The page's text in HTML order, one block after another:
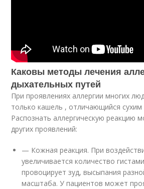
Каковы методы лечения
дыхательных путей
При проявлениях аллергии многих
только кашель , отличающийся сухим
Распознать аллергическую реакцию
других проявлений:
— Кожная реакция. При
увеличивается количество
провоцирует зуд, высыпания
масштаба. У пациентов может